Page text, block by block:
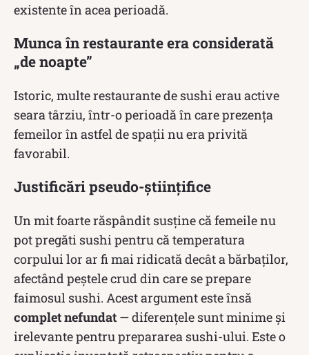
existente în acea perioadă.
Munca în restaurante era considerată
„de noapte”
Istoric, multe restaurante de sushi erau active
seara târziu, într-o perioadă în care prezența
femeilor în astfel de spații nu era privită
favorabil.
Justificări pseudo-științifice
Un mit foarte răspândit susține că femeile nu
pot pregăti sushi pentru că temperatura
corpului lor ar fi mai ridicată decât a bărbaților,
afectând peștele crud din care se prepare
faimosul sushi. Acest argument este însă
complet nefundat — diferențele sunt minime și
irelevante pentru prepararea sushi-ului. Este o